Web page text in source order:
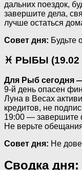
дальних поездок,
завершите дела,
лучше остаться
Совет дня: Будьте
♓ РЫБЫ (19.02
Для Рыб сегодня
9-й день опасен
Луна в Весах
кредитов, не
19:00 — завершите
Не верьте
Совет дня: Не
Сводка дня: